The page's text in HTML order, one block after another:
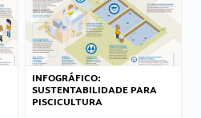
INFOGRÁFICO:
SUSTENTABILIDADE PARA
PISCICULTURA